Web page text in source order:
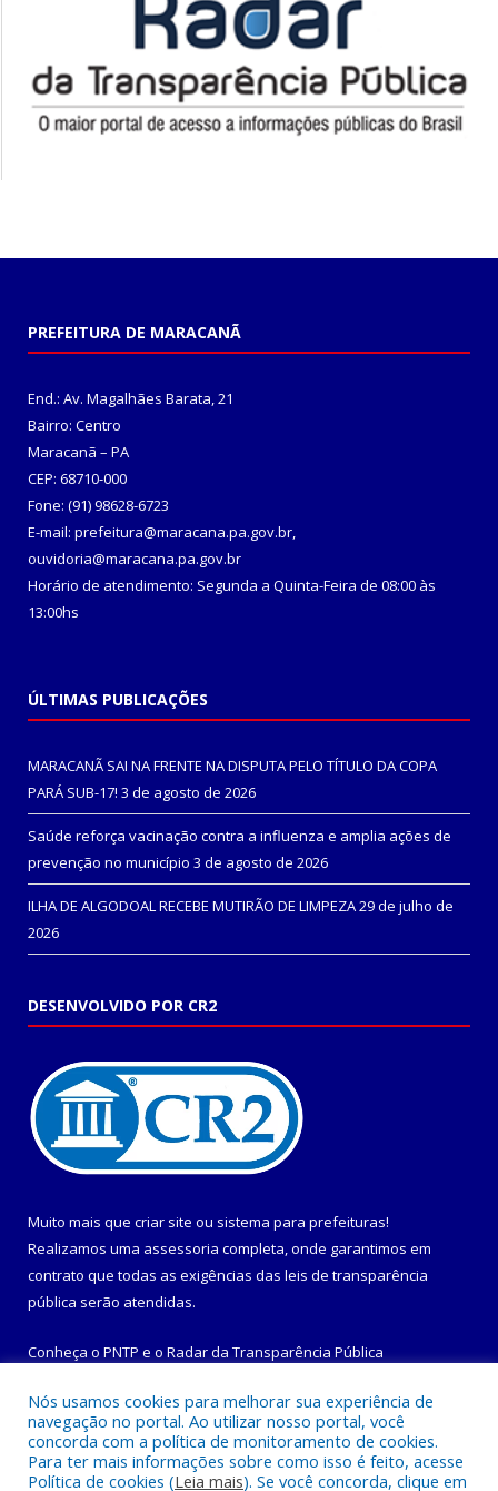
PREFEITURA DE MARACANÃ
End.: Av. Magalhães Barata, 21
Bairro: Centro
Maracanã – PA
CEP: 68710-000
Fone: (91) 98628-6723
E-mail: prefeitura@maracana.pa.gov.br,
ouvidoria@maracana.pa.gov.br
Horário de atendimento: Segunda a Quinta-Feira de 08:00 às
13:00hs
ÚLTIMAS PUBLICAÇÕES
MARACANÃ SAI NA FRENTE NA DISPUTA PELO TÍTULO DA COPA
PARÁ SUB-17! 3 de agosto de 2026
Saúde reforça vacinação contra a influenza e amplia ações de
prevenção no município 3 de agosto de 2026
ILHA DE ALGODOAL RECEBE MUTIRÃO DE LIMPEZA29 de julho de
2026
DESENVOLVIDO POR CR2
Muito mais que criar site ou sistema para prefeituras!
Realizamos uma assessoria completa, onde garantimos em
contrato que todas as exigências das leis de transparência
pública serão atendidas.
Conheça o PNTP e o Radar da Transparência Pública
Todos os direitos reservados a Prefeitura Municipal de
Nós usamos cookies para melhorar sua experiência de
navegação no portal. Ao utilizar nosso portal, você
concorda com a política de monitoramento de cookies.
Para ter mais informações sobre como isso é feito, acesse
Política de cookies (Leia mais). Se você concorda, clique em